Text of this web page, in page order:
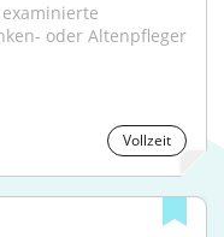
oder Altenpfleger
Vollzeit